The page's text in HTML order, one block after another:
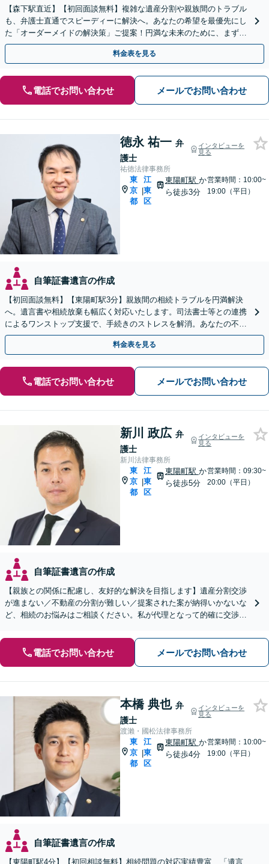
【森下駅直近】【初回面談無料】複雑な遺産分割や親族間のトラブル
も、弁護士直通でスピーディーに解決へ。あなたの希望を最優先にし
た「オーダーメイドの解決策」ご提案！円満な未来のために、まずは
ご相談ください【弁護士直通・LINE相談可】
料金表を見る
電話でお問い合わせ メールでお問い合わせ
徳永 祐一 弁
護士
インタビューを
見る
祐徳法律事務所
東
京
都
|
江
東
区
東陽町駅 か
ら徒歩3分
営業時間：10:00~
19:00（平日）
自筆証書遺言の作成
【初回面談無料】【東陽町駅3分】親族間の相続トラブルを円満解決
へ。遺言書や相続放棄も幅広く対応いたします。司法書士等との連携
によるワンストップ支援で、手続きのストレスを解消。あなたの不安
に寄り添い最善策を提案します。【夜間や休日相談も対応】
料金表を見る
電話でお問い合わせ メールでお問い合わせ
新川 政広 弁
護士
インタビューを
見る
新川法律事務所
東
京
都
|
江
東
区
東陽町駅 か
ら徒歩5分
営業時間：09:30~
20:00（平日）
自筆証書遺言の作成
【親族との関係に配慮し、友好的な解決を目指します】遺産分割交渉
が進まない／不動産の分割が難しい／提案された案が納得いかないな
ど、相続のお悩みはご相談ください。私が代理となって的確に交渉
電話でお問い合わせ メールでお問い合わせ
本橋 典也 弁
護士
インタビューを
見る
渡瀨・國松法律事務所
東
京
都
|
江
東
区
東陽町駅 か
ら徒歩4分
営業時間：10:00~
19:00（平日）
自筆証書遺言の作成
【東陽町駅4分】【初回相談無料】相続問題の対応実績豊富、「遺言